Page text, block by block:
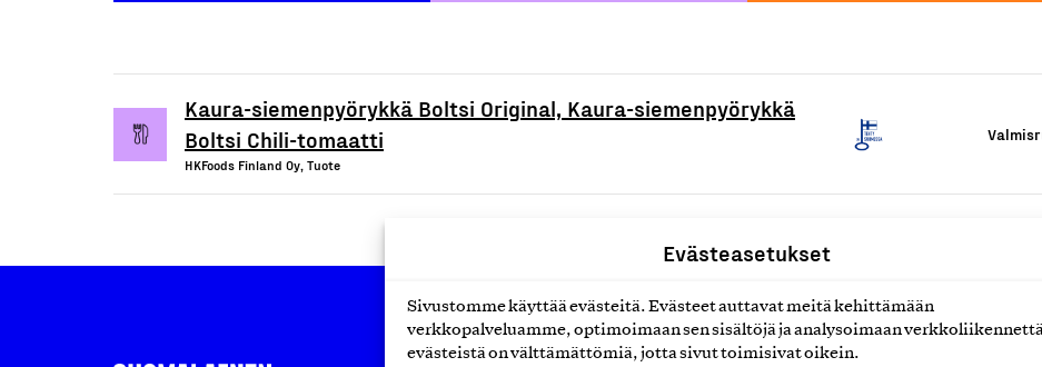
Evästeasetukset
Sivustomme käyttää evästeitä. Evästeet auttavat meitä kehittämään
verkkopalveluamme, optimoimaan sen sisältöjä ja analysoimaan
evästeistä on välttämättömiä, jotta sivut toimisivat oikein.
Kaura-siemenpyörykkä Boltsi Original, Kaura-siemenpyörykkä
Boltsi Chili-tomaatti
HKFoods Finland Oy, Tuote